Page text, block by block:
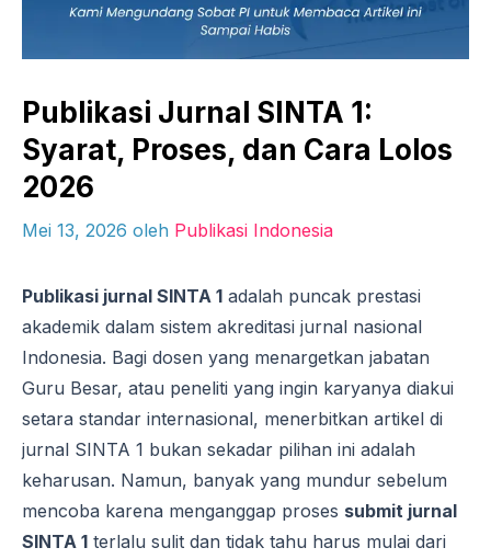
Publikasi Jurnal SINTA 1:
Syarat, Proses, dan Cara Lolos
2026
Mei 13, 2026 oleh Publikasi Indonesia
Publikasi jurnal SINTA 1 adalah puncak prestasi
akademik dalam sistem akreditasi jurnal nasional
Indonesia. Bagi dosen yang menargetkan jabatan
Guru Besar, atau peneliti yang ingin karyanya diakui
setara standar internasional, menerbitkan artikel di
jurnal SINTA 1 bukan sekadar pilihan ini adalah
keharusan. Namun, banyak yang mundur sebelum
mencoba karena menganggap proses submit jurnal
SINTA 1 terlalu sulit dan tidak tahu harus mulai dari